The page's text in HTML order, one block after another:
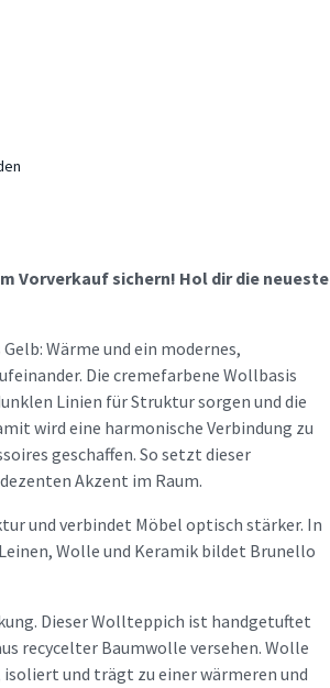
Vorverkauf sichern! Hol dir die neueste
Wärme und ein modernes,
Die cremefarbene Wollbasis
Linien für Struktur sorgen und die
wird eine harmonische Verbindung zu
geschaffen. So setzt dieser
Akzent im Raum.
und verbindet Möbel optisch stärker. In
Wolle und Keramik bildet Brunello
Dieser Wollteppich ist handgetuftet
recycelter Baumwolle versehen. Wolle
und trägt zu einer wärmeren und